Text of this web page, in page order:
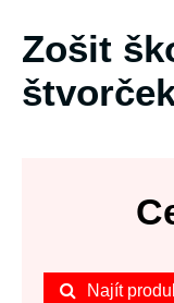
Zošit
Najít